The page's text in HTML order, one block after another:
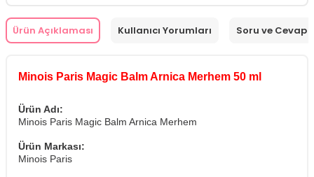
Ürün Açıklaması Kullanıcı Yorumları Soru ve Cevap
Minois Paris Magic Balm Arnica Merhem 50 ml
Ürün Adı:
Minois Paris Magic Balm Arnica Merhem
Ürün Markası:
Minois Paris